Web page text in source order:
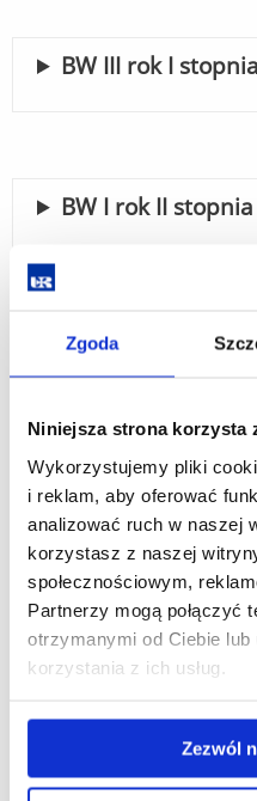
Zgoda
Niniejsza strona korzysta
Wykorzystujemy pliki
i reklam, aby oferować
analizować ruch w naszej
korzystasz z naszej
społecznościowym,
Partnerzy mogą połączyć
otrzymanymi od Ciebie
korzystania z ich usług.
Zezwól
BW III rok I stopnia
BW I rok II stopnia
BW II rok II
BW I rok I
BW II rok I
BW I rok II